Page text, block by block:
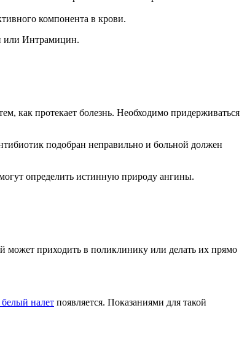
компонента в крови.
или Интрамицин.
как протекает болезнь. Необходимо придерживаться
подобран неправильно и больной должен
определить истинную природу ангины.
может приходить в поликлинику или делать их прямо
налет появляется. Показаниями для такой